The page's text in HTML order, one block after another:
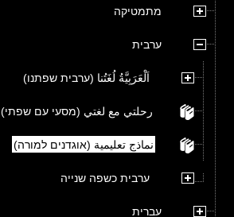
מתמטיקה
ערבית
اَلْعَرَبِيَّةُ لُغَتُنا (ערבית שפתנו)
رحلتي مع لغتي (מסעי עם שפתי)
نماذج تعليمية (אוגדנים למורה)
ערבית כשפה שנייה
עברית